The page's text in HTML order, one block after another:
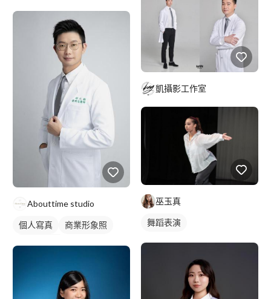
Abouttime studio
個人寫真
商業形象照
凱攝影工作室
巫玉真
舞蹈表演